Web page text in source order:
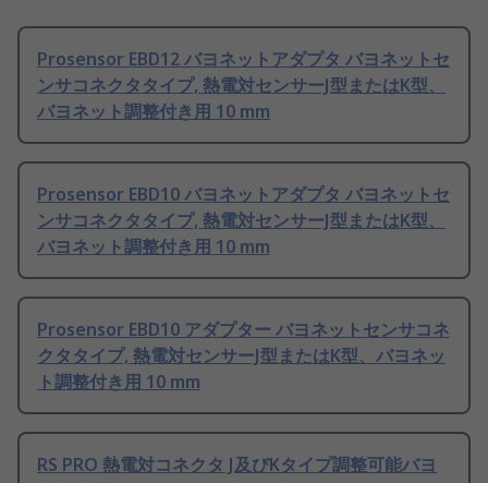
Prosensor EBD12 バヨネットアダプタ バヨネットセ
ンサコネクタタイプ, 熱電対センサーJ型またはK型、
バヨネット調整付き用 10 mm
Prosensor EBD10 バヨネットアダプタ バヨネットセ
ンサコネクタタイプ, 熱電対センサーJ型またはK型、
バヨネット調整付き用 10 mm
Prosensor EBD10 アダプター バヨネットセンサコネ
クタタイプ, 熱電対センサーJ型またはK型、バヨネッ
ト調整付き用 10 mm
RS PRO 熱電対コネクタ J及びKタイプ調整可能バヨ